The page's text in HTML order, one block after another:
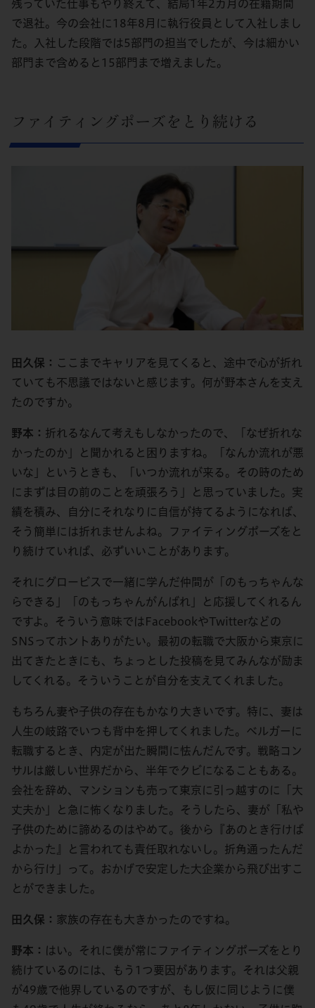
残っていた仕事もやり終えて、結局1年2カ月の在籍期間
で退社。今の会社に18年8月に執行役員として入社しまし
た。入社した段階では5部門の担当でしたが、今は細かい
部門まで含めると15部門まで増えました。
ファイティングポーズをとり続ける
田久保：
ここまでキャリアを見てくると、途中で心が折れ
ていても不思議ではないと感じます。何が野本さんを支え
たのですか。
野本： 折れるなんて考えもしなかったので、「なぜ折れな
かったのか」と聞かれると困りますね。「なんか流れが悪
いな」というときも、「いつか流れが来る。その時のため
にまずは目の前のことを頑張ろう」と思っていました。実
績を積み、自分にそれなりに自信が持てるようになれば、
そう簡単には折れませんよね。ファイティングポーズをと
り続けていれば、必ずいいことがあります。
それにグロービスで一緒に学んだ仲間が「のもっちゃんな
らできる」「のもっちゃんがんばれ」と応援してくれるん
ですよ。そういう意味ではFacebookやTwitterなどの
SNSってホントありがたい。最初の転職で大阪から東京に
出てきたときにも、ちょっとした投稿を見てみんなが励ま
してくれる。そういうことが自分を支えてくれました。
もちろん妻や子供の存在もかなり大きいです。特に、妻は
人生の岐路でいつも背中を押してくれました。ベルガーに
転職するとき、内定が出た瞬間に怯んだんです。戦略コン
サルは厳しい世界だから、半年でクビになることもある。
会社を辞め、マンションも売って東京に引っ越すのに「大
丈夫か」と急に怖くなりました。そうしたら、妻が「私や
子供のために諦めるのはやめて。後から『あのとき行けば
よかった』と言われても責任取れないし。折角通ったんだ
から行け」って。おかげで安定した大企業から飛び出すこ
とができました。
田久保： 家族の存在も大きかったのですね。
野本： はい。それに僕が常にファイティングポーズをとり
続けているのには、もう1つ要因があります。それは父親
が49歳で他界しているのですが、もし仮に同じように僕